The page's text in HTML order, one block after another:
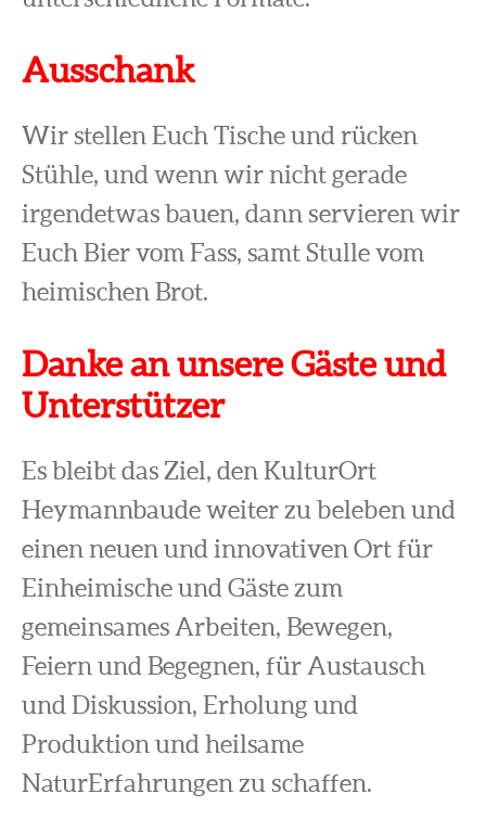
Ausschank
Wir stellen Euch Tische und rücken
Stühle, und wenn wir nicht gerade
irgendetwas bauen, dann servieren wir
Euch Bier vom Fass, samt Stulle vom
heimischen Brot.
Danke an unsere Gäste und
Unterstützer
Es bleibt das Ziel, den KulturOrt
Heymannbaude weiter zu beleben und
einen neuen und innovativen Ort für
Einheimische und Gäste zum
gemeinsames Arbeiten, Bewegen,
Feiern und Begegnen, für Austausch
und Diskussion, Erholung und
Produktion und heilsame
NaturErfahrungen zu schaffen.